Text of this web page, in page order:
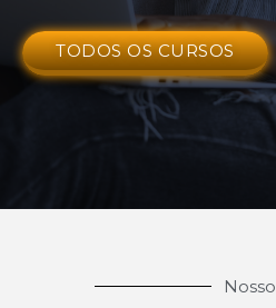
TODOS OS CURSOS
Nosso